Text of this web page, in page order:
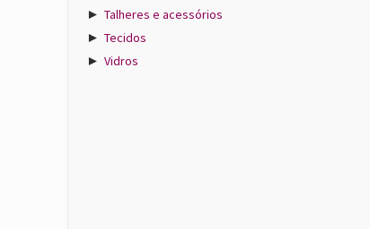
► Talheres e acessórios
► Tecidos
► Vidros